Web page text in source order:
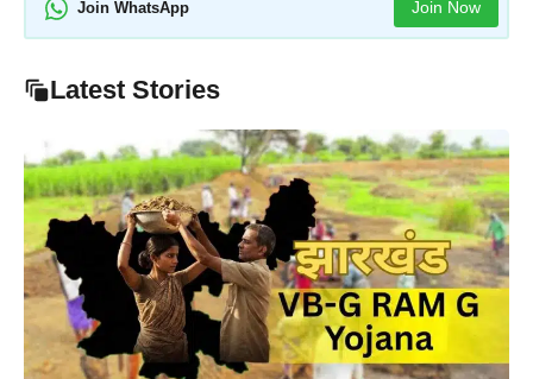
Join WhatsApp Join Now
Latest Stories